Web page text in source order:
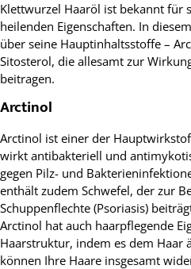
Klettwurzel Haaröl ist bekannt für
heilenden Eigenschaften. In
über seine Hauptinhaltsstoffe –
Sitosterol, die allesamt zur
beitragen.
Arctinol
Arctinol ist einer der
wirkt antibakteriell und
gegen Pilz- und
enthält zudem Schwefel, der zur
Schuppenflechte (Psoriasis)
Arctinol hat auch haarpflegende
Haarstruktur, indem es dem Haar
können Ihre Haare insgesamt